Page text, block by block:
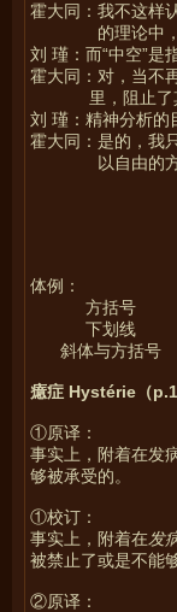
霍大同：我不这样
的理论中
刘 瑾：而“中空”是
霍大同：对，当不
里，阻止了
刘 瑾：精神分析的
霍大同：是的，我
以自由的
体例：
方括号
下划线
斜体与方括号
癔症 Hystérie （
①原译：
事实上，附着在发
够被承受的。
①校订：
事实上，附着在发
被禁止了或是不能
②原译：